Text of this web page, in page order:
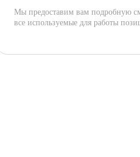
Мы предоставим вам подробную
все используемые для работы